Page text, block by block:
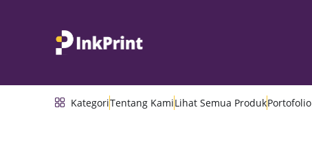
KategoriTentang KamiLihat Semua ProdukPortofolio